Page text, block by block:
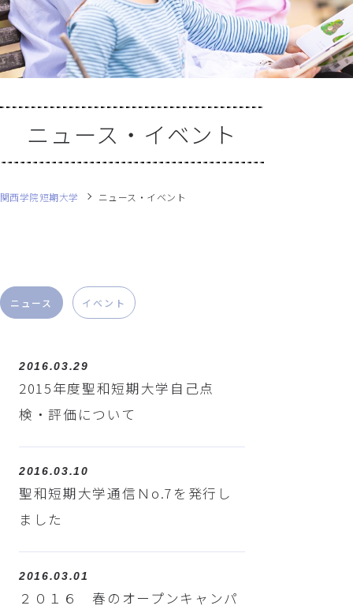
ニュース・イベント
関西学院短期大学 ニュース・イベント
ニュース イベント
2016.03.29
2015年度聖和短期大学自己点
検・評価について
2016.03.10
聖和短期大学通信Ｎo.7を発行し
ました
2016.03.01
２０１６ 春のオープンキャンパ